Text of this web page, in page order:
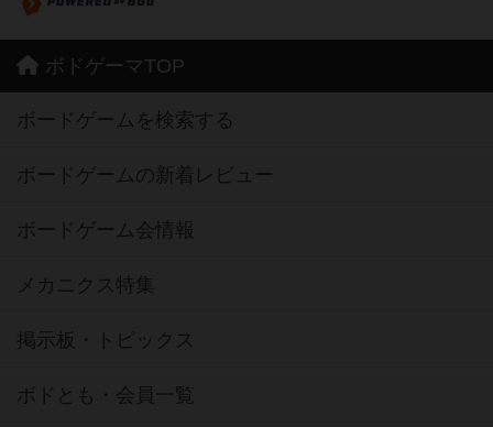
ボドゲーマTOP
ボードゲームを検索する
ボードゲームの新着レビュー
ボードゲーム会情報
メカニクス特集
掲示板・トピックス
ボドとも・会員一覧